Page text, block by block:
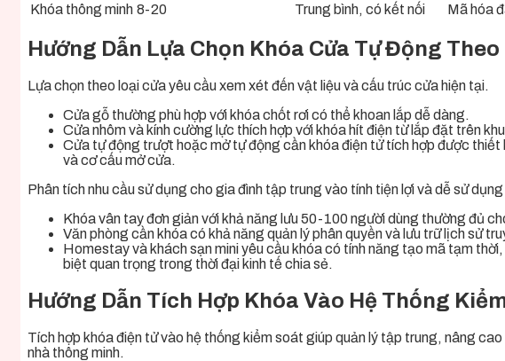
Khóa thông minh 8-20 Trung bình, có kết nối Mã hóa
Hướng Dẫn Lựa Chọn Khóa Cửa Tự Động Theo
Lựa chọn theo loại cửa yêu cầu xem xét đến vật liệu và cấu trúc cửa hiện tại.
Cửa gỗ thường phù hợp với khóa chốt rơi có thể khoan lắp dễ dàng.
Cửa nhôm và kính cường lực thích hợp với khóa hít điện từ lắp đặt trên
Cửa tự động trượt hoặc mở tự động cần khóa điện tử tích hợp được
và cơ cấu mở cửa.
Phân tích nhu cầu sử dụng cho gia đình tập trung vào tính tiện lợi và dễ sử dụng
Khóa vân tay đơn giản với khả năng lưu 50-100 người dùng thường đủ
Văn phòng cần khóa có khả năng quản lý phân quyền và lưu trữ lịch sử
Homestay và khách sạn mini yêu cầu khóa có tính năng tạo mã tạm
biệt quan trọng trong thời đại kinh tế chia sẻ.
Hướng Dẫn Tích Hợp Khóa Vào Hệ Thống
Tích hợp khóa điện tử vào hệ thống kiểm soát giúp quản lý tập trung, nâng
nhà thông minh.